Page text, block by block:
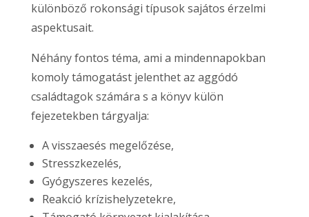
különböző rokonsági típusok sajátos érzelmi
aspektusait.
Néhány fontos téma, ami a mindennapokban
komoly támogatást jelenthet az aggódó
családtagok számára s a könyv külön
fejezetekben tárgyalja:
A visszaesés megelőzése,
Stresszkezelés,
Gyógyszeres kezelés,
Reakció krízishelyzetekre,